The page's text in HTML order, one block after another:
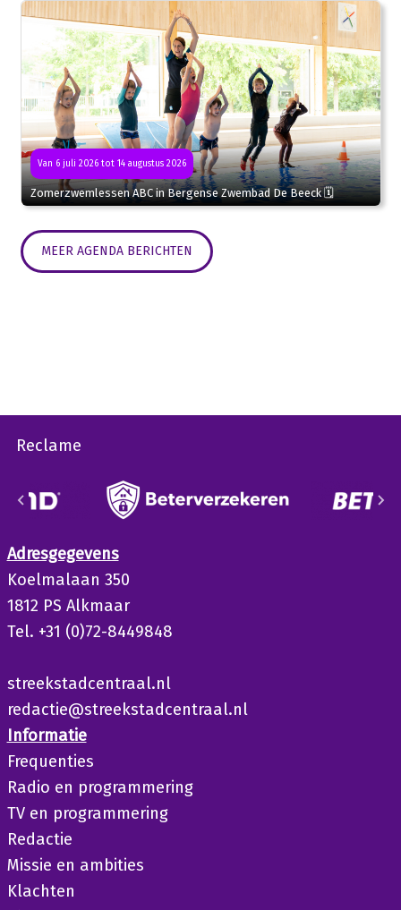
Van 6 juli 2026 tot 14 augustus 2026
Zomerzwemlessen ABC in Bergense Zwembad De Beeck 🗓
MEER AGENDA BERICHTEN
Reclame
Adresgegevens
Koelmalaan 350
1812 PS Alkmaar
Tel. +31 (0)72-8449848
streekstadcentraal.nl
redactie@streekstadcentraal.nl
Informatie
Frequenties
Radio en programmering
TV en programmering
Redactie
Missie en ambities
Klachten